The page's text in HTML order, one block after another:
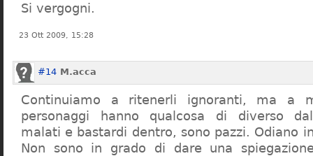
Si vergogni.
23 Ott 2009, 15:28
#14 M.acca
Continuiamo a ritenerli ignoranti, ma a
personaggi hanno qualcosa di diverso
malati e bastardi dentro, sono pazzi. Odiano
Non sono in grado di dare una